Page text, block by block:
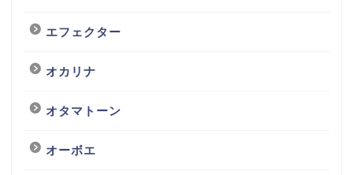
エフェクター
オカリナ
オタマトーン
オーボエ